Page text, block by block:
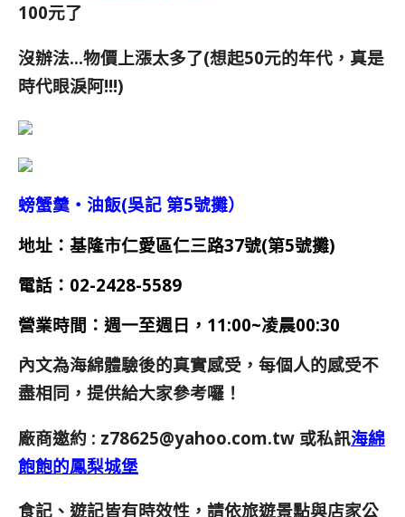
100元了
沒辦法…物價上漲太多了(想起50元的年代，真是
時代眼淚阿!!!)
螃蟹羹‧油飯(吳記 第5號攤）
地址：基隆市仁愛區仁三路37號(第5號攤)
電話： 02-2428-5589
營業時間： 週一至週日，11:00~凌晨00:30
內文為海綿體驗後的真實感受，每個人的感受不
盡相同，提供給大家參考囉！
廠商邀約 : z78625@yahoo.com.tw 或私訊海綿
飽飽的鳳梨城堡
食記、遊記皆有時效性，請依旅遊景點與店家公